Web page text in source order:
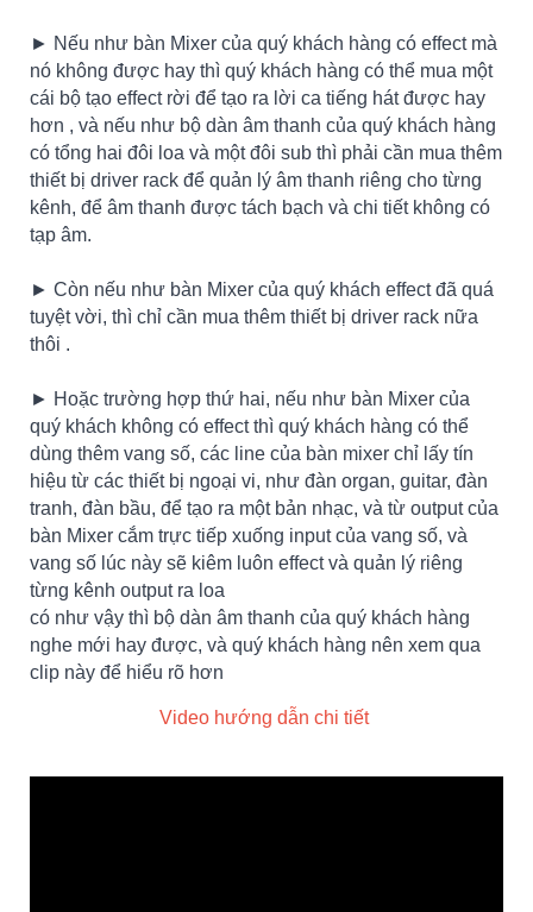
► Nếu như bàn Mixer của quý khách hàng có effect mà
nó không được hay thì quý khách hàng có thể mua một
cái bộ tạo effect rời để tạo ra lời ca tiếng hát được hay
hơn , và nếu như bộ dàn âm thanh của quý khách hàng
có tổng hai đôi loa và một đôi sub thì phải cần mua thêm
thiết bị driver rack để quản lý âm thanh riêng cho từng
kênh, để âm thanh được tách bạch và chi tiết không có
tạp âm.
► Còn nếu như bàn Mixer của quý khách effect đã quá
tuyệt vời, thì chỉ cần mua thêm thiết bị driver rack nữa
thôi .
► Hoặc trường hợp thứ hai, nếu như bàn Mixer của
quý khách không có effect thì quý khách hàng có thể
dùng thêm vang số, các line của bàn mixer chỉ lấy tín
hiệu từ các thiết bị ngoại vi, như đàn organ, guitar, đàn
tranh, đàn bầu, để tạo ra một bản nhạc, và từ output của
bàn Mixer cắm trực tiếp xuống input của vang số, và
vang số lúc này sẽ kiêm luôn effect và quản lý riêng
từng kênh output ra loa
có như vậy thì bộ dàn âm thanh của quý khách hàng
nghe mới hay được, và quý khách hàng nên xem qua
clip này để hiểu rõ hơn
Video hướng dẫn chi tiết